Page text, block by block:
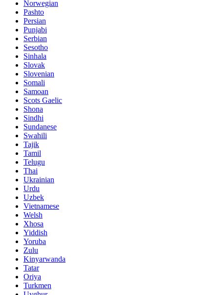
Norwegian
Pashto
Persian
Punjabi
Serbian
Sesotho
Sinhala
Slovak
Slovenian
Somali
Samoan
Scots Gaelic
Shona
Sindhi
Sundanese
Swahili
Tajik
Tamil
Telugu
Thai
Ukrainian
Urdu
Uzbek
Vietnamese
Welsh
Xhosa
Yiddish
Yoruba
Zulu
Kinyarwanda
Tatar
Oriya
Turkmen